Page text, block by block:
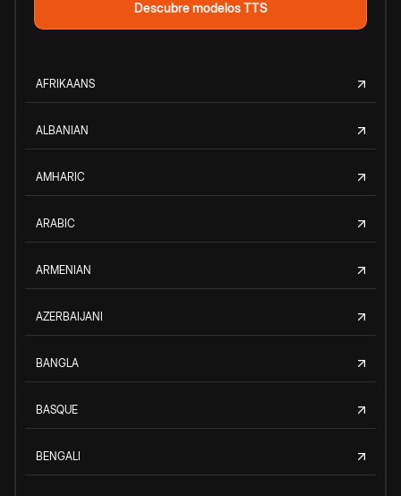
Descubre modelos TTS
AFRIKAANS
ALBANIAN
AMHARIC
ARABIC
ARMENIAN
AZERBAIJANI
BANGLA
BASQUE
BENGALI